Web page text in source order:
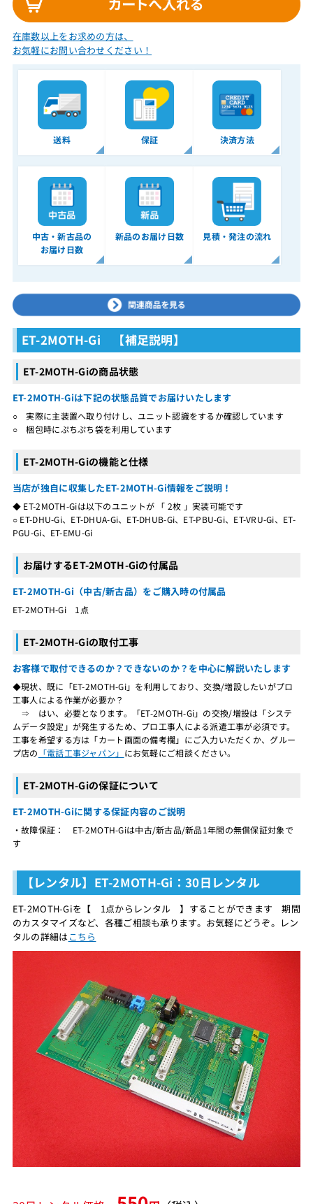
在庫数以上をお求めの方は、
お気軽にお問い合わせください！
送料 保証 決済方法
中古・新古品の
お届け日数
新品のお届け日数 見積・発注の流れ
ET-2MOTH-Gi 【補足説明】
ET-2MOTH-Giの商品状態
ET-2MOTH-Giは下記の状態品質でお届けいたします
○ 実際に主装置へ取り付けし、ユニット認識をするか確認しています
○ 梱包時にぷちぷち袋を利用しています
ET-2MOTH-Giの機能と仕様
当店が独自に収集したET-2MOTH-Gi情報をご説明！
◆ ET-2MOTH-Giは以下のユニットが 「 2枚 」実装可能です
○ ET-DHU-Gi、ET-DHUA-Gi、ET-DHUB-Gi、ET-PBU-Gi、ET-VRU-Gi、ET-
PGU-Gi、ET-EMU-Gi
お届けするET-2MOTH-Giの付属品
ET-2MOTH-Gi（中古/新古品）をご購入時の付属品
ET-2MOTH-Gi 1点
ET-2MOTH-Giの取付工事
お客様で取付できるのか？できないのか？を中心に解説いたします
◆現状、既に「ET-2MOTH-Gi」を利用しており、交換/増設したいがプロ
工事人による作業が必要か？
⇒ はい、必要となります。「ET-2MOTH-Gi」の交換/増設は「システ
ムデータ設定」が発生するため、プロ工事人による派遣工事が必須です。
工事を希望する方は「カート画面の備考欄」にご入力いただくか、グルー
プ店の 「電話工事ジャパン」 にお気軽にご相談ください。
ET-2MOTH-Giの保証について
ET-2MOTH-Giに関する保証内容のご説明
・故障保証： ET-2MOTH-Giは中古/新古品/新品1年間の無償保証対象で
す
【レンタル】ET-2MOTH-Gi：30日レンタル
ET-2MOTH-Giを【 1点からレンタル 】することができます 期間
のカスタマイズなど、各種ご相談も承ります。お気軽にどうぞ。レン
タルの詳細はこちら